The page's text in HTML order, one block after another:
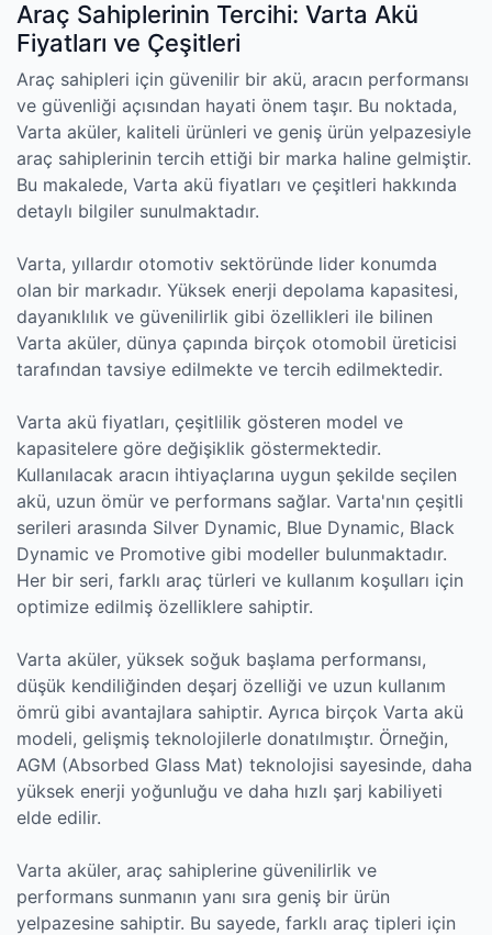
Araç Sahiplerinin Tercihi: Varta Akü
Fiyatları ve Çeşitleri
Araç sahipleri için güvenilir bir akü, aracın performansı
ve güvenliği açısından hayati önem taşır. Bu noktada,
Varta aküler, kaliteli ürünleri ve geniş ürün yelpazesiyle
araç sahiplerinin tercih ettiği bir marka haline gelmiştir.
Bu makalede, Varta akü fiyatları ve çeşitleri hakkında
detaylı bilgiler sunulmaktadır.
Varta, yıllardır otomotiv sektöründe lider konumda
olan bir markadır. Yüksek enerji depolama kapasitesi,
dayanıklılık ve güvenilirlik gibi özellikleri ile bilinen
Varta aküler, dünya çapında birçok otomobil üreticisi
tarafından tavsiye edilmekte ve tercih edilmektedir.
Varta akü fiyatları, çeşitlilik gösteren model ve
kapasitelere göre değişiklik göstermektedir.
Kullanılacak aracın ihtiyaçlarına uygun şekilde seçilen
akü, uzun ömür ve performans sağlar. Varta'nın çeşitli
serileri arasında Silver Dynamic, Blue Dynamic, Black
Dynamic ve Promotive gibi modeller bulunmaktadır.
Her bir seri, farklı araç türleri ve kullanım koşulları için
optimize edilmiş özelliklere sahiptir.
Varta aküler, yüksek soğuk başlama performansı,
düşük kendiliğinden deşarj özelliği ve uzun kullanım
ömrü gibi avantajlara sahiptir. Ayrıca birçok Varta akü
modeli, gelişmiş teknolojilerle donatılmıştır. Örneğin,
AGM (Absorbed Glass Mat) teknolojisi sayesinde, daha
yüksek enerji yoğunluğu ve daha hızlı şarj kabiliyeti
elde edilir.
Varta aküler, araç sahiplerine güvenilirlik ve
performans sunmanın yanı sıra geniş bir ürün
yelpazesine sahiptir. Bu sayede, farklı araç tipleri için